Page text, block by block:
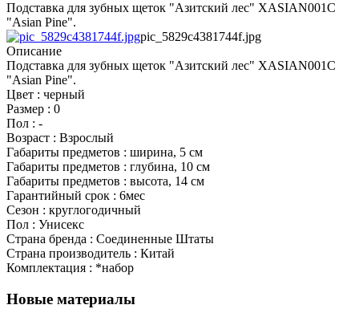
Подставка для зубных щеток "Азитский лес" XASIAN001C
"Asian Pine".
pic_5829c4381744f.jpg
Описание
Подставка для зубных щеток "Азитский лес" XASIAN001C
"Asian Pine".
Цвет : черный
Размер : 0
Пол : -
Возраст : Взрослый
Габариты предметов : ширина, 5 см
Габариты предметов : глубина, 10 см
Габариты предметов : высота, 14 см
Гарантийный срок : 6мес
Сезон : круглогодичный
Пол : Унисекс
Страна бренда : Соединенные Штаты
Страна производитель : Китай
Комплектация : *набор
Новые материалы